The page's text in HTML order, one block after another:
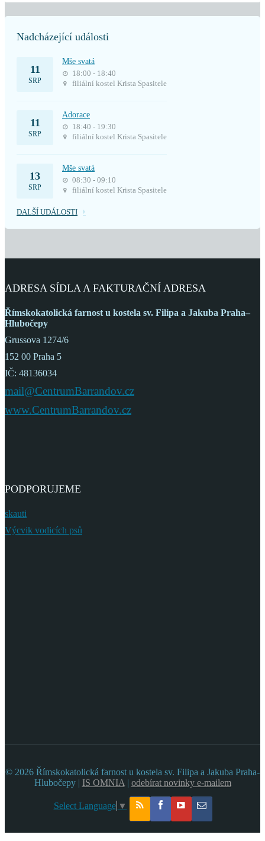
Nadcházející události
11
SRP
Mše svatá
18:00 - 18:40
filiální kostel Krista Spasitele
11
SRP
Adorace
18:40 - 19:30
filiální kostel Krista Spasitele
13
SRP
Mše svatá
08:30 - 09:10
filiální kostel Krista Spasitele
DALŠÍ UDÁLOSTI
ADRESA SÍDLA A FAKTURAČNÍ ADRESA
Římskokatolická farnost u kostela sv. Filipa a Jakuba Praha–
Hlubočepy
Grussova 1274/6
152 00 Praha 5
IČ: 48136034
mail@CentrumBarrandov.cz
www.CentrumBarrandov.cz
PODPORUJEME
skauti
Výcvik vodicích psů
© 2026 Římskokatolická farnost u kostela sv. Filipa a Jakuba Praha-
Hlubočepy | IS OMNIA | odebírat novinky e-mailem
Select Language ▼